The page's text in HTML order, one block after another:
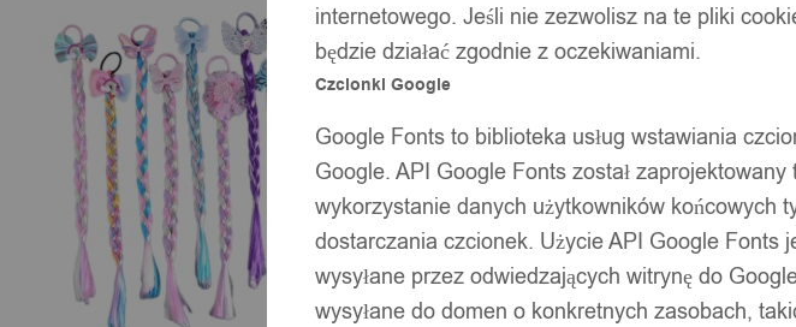
internetowego. Jeśli nie zezwolisz na te pliki
będzie działać zgodnie z oczekiwaniami.
Czcionki Google
Google Fonts to biblioteka usług wstawiania
Google. API Google Fonts został
wykorzystanie danych użytkowników końcowych
dostarczania czcionek. Użycie API Google Fonts
wysyłane przez odwiedzających witrynę do
wysyłane do domen o konkretnych zasobach,